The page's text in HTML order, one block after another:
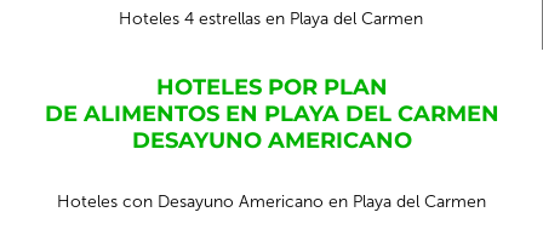
Hoteles 4 estrellas en Playa del Carmen
HOTELES POR PLAN
DE ALIMENTOS EN PLAYA DEL CARMEN
DESAYUNO AMERICANO
Hoteles con Desayuno Americano en Playa del Carmen